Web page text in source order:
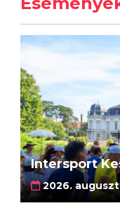
Intersport
2026.